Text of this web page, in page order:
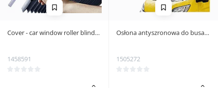
Cover - car window roller blind
1458591
Osłona antyszronowa do busa-
1505272